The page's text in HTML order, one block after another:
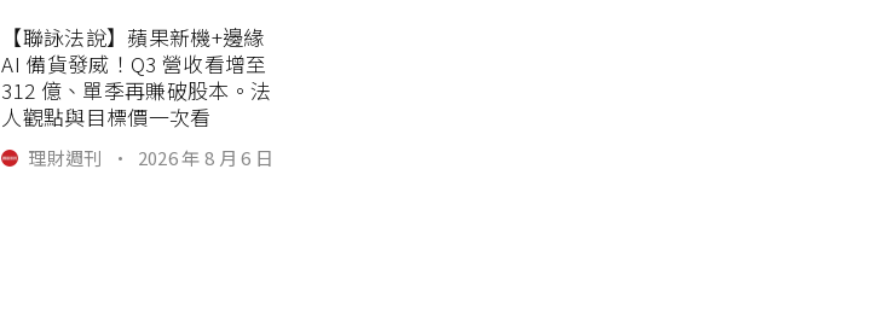
【聯詠法說】蘋果新機+邊緣
AI 備貨發威！Q3 營收看增至
312 億、單季再賺破股本。法
人觀點與目標價一次看
理財週刊 · 2026 年 8 月 6 日